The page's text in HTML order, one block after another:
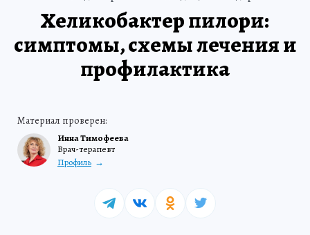
Инна Тимофеева
Врач-терапевт
Профиль
Хеликобактер пилори:
симптомы, схемы лечения и
профилактика